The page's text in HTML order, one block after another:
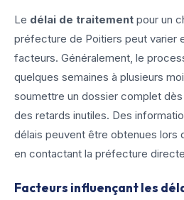
Le délai de traitement pour un
préfecture de Poitiers peut varier
facteurs. Généralement, le
quelques semaines à plusieurs
soumettre un dossier complet
des retards inutiles. Des
délais peuvent être obtenues lors
en contactant la préfecture
Facteurs influençant les